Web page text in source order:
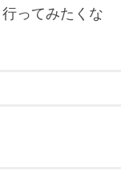
ってみたくな